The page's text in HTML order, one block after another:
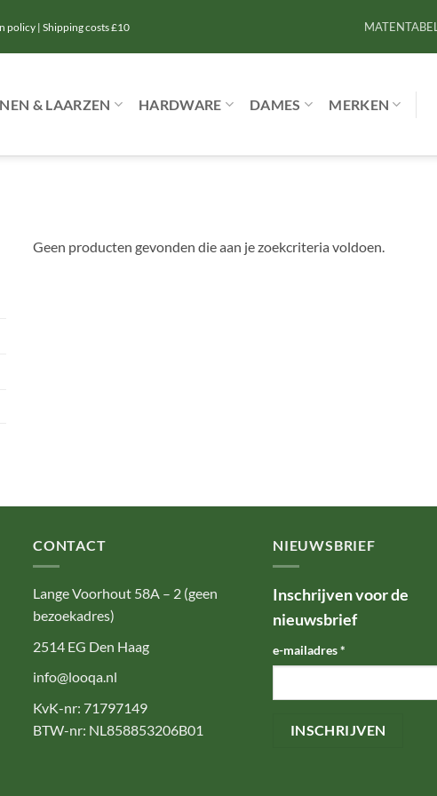
policy | Shipping costs £10 MATENTABEL
& LAARZEN HARDWARE DAMES MERKEN
Geen producten gevonden die aan je zoekcriteria voldoen.
CONTACT
Lange Voorhout 58A – 2 (geen
bezoekadres)
2514 EG Den Haag
info@looqa.nl
KvK-nr: 71797149
BTW-nr: NL858853206B01
NIEUWSBRIEF
Inschrijven voor de
nieuwsbrief
e-mailadres*